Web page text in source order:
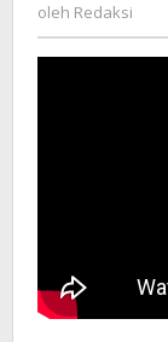
oleh Redaksi